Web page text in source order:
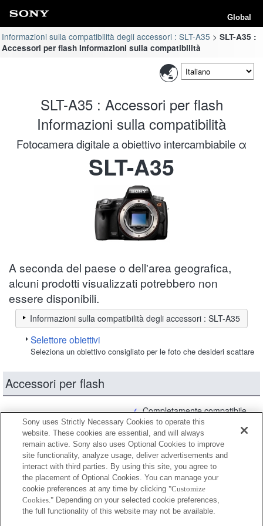
Global
Informazioni sulla compatibilità degli accessori : SLT-A35
SLT-A35 :
Accessori per flash Informazioni sulla compatibilità
SLT-A35 : Accessori per flash
Informazioni sulla compatibilità
Fotocamera digitale a obiettivo intercambiabile α
SLT-A35
A seconda del paese o dell'area geografica,
alcuni prodotti visualizzati potrebbero non
essere disponibili.
Informazioni sulla compatibilità degli accessori : SLT-A35
Selettore obiettivi
Seleziona un obiettivo consigliato per le foto che desideri scattare
Accessori per flash
Completamente compatibile
Compatibile, ma con restrizioni
FA-CC1AM
FA-HS1AM
Sony uses Strictly Necessary Cookies to operate this
website. These cookies are essential, and will always
remain active. Sony also uses Optional Cookies to improve
site functionality, analyze usage, deliver advertisements and
interact with third parties. By using this site, you agree to
the placement of Optional Cookies. You can manage your
cookie preferences at any time by clicking "Customize
Cookies." Depending on your selected cookie preferences,
the full functionality of this website may not be available.